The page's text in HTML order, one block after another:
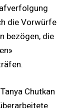
die Vorwürfe
bezögen, die
Chutkan